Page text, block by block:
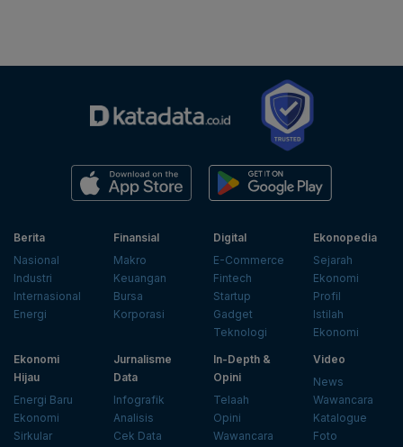
Berita
Nasional
Industri
Internasional
Energi
Finansial
Makro
Keuangan
Bursa
Korporasi
Digital
E-Commerce
Fintech
Startup
Gadget
Teknologi
Ekonopedia
Sejarah
Ekonomi
Profil
Istilah
Ekonomi
Ekonomi
Hijau
Energi Baru
Ekonomi
Sirkular
Jurnalisme
Data
Infografik
Analisis
Cek Data
In-Depth &
Opini
Telaah
Opini
Wawancara
Video
News
Wawancara
Katalogue
Foto